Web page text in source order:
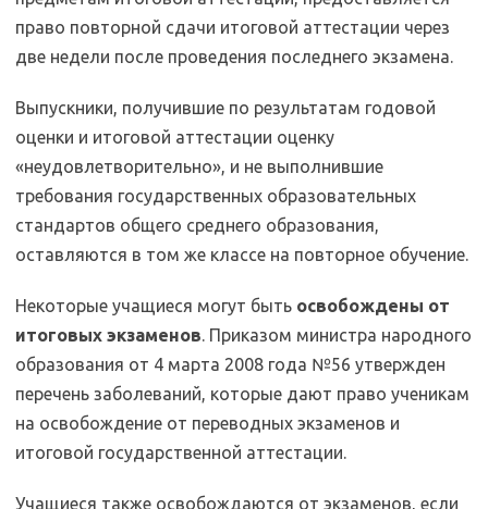
право повторной сдачи итоговой аттестации через
две недели после проведения последнего экзамена.
Выпускники, получившие по результатам годовой
оценки и итоговой аттестации оценку
«неудовлетворительно», и не выполнившие
требования государственных образовательных
стандартов общего среднего образования,
оставляются в том же классе на повторное обучение.
Некоторые учащиеся могут быть освобождены от
итоговых экзаменов. Приказом министра народного
образования от 4 марта 2008 года №56 утвержден
перечень заболеваний, которые дают право ученикам
на освобождение от переводных экзаменов и
итоговой государственной аттестации.
Учащиеся также освобождаются от экзаменов, если